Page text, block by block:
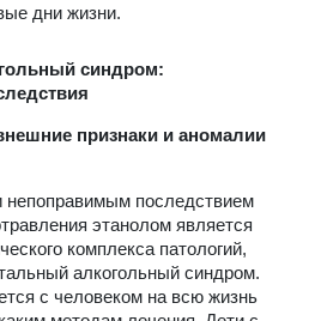
дни жизни.
синдром:
признаки и аномалии
последствием
этанолом является
комплекса патологий,
алкогольный синдром.
с человеком на всю жизнь